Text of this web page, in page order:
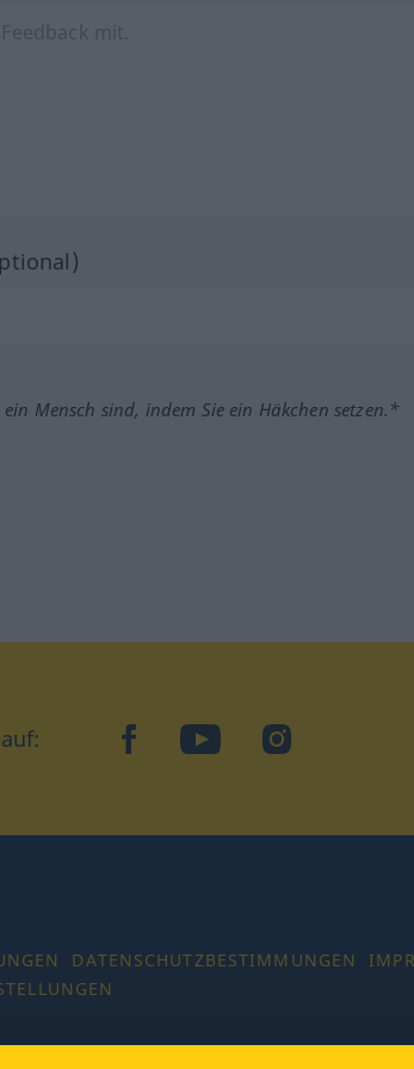
Mensch sind, indem Sie ein Häkchen setzen.*
facebookYouTubeInstagram
DATENSCHUTZBESTIMMUNGEN